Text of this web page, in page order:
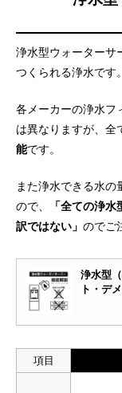
浄水型ウォーターサ
つくられる浄水です。
各メーカーの浄水フ
は異なりますが、全
能です。
また浄水できる水の
ので、
「全ての浄
訳ではない」 のでご
浄水型
ト・デ
項目